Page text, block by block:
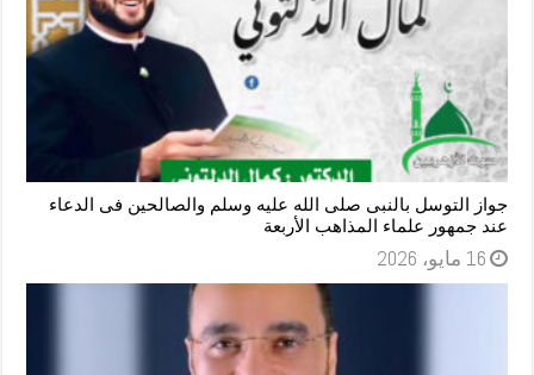
جواز التوسل بالنبى صلى الله عليه وسلم والصالحين فى الدعاء
عند جمهور علماء المذاهب الأربعة
16 مايو، 2026